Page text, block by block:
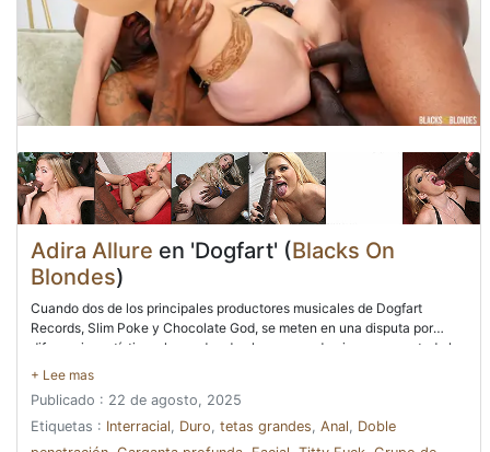
Adira Allure en 'Dogfart' (Blacks On
Blondes)
Cuando dos de los principales productores musicales de Dogfart
Records, Slim Poke y Chocolate God, se meten en una disputa por
diferencias artísticas, las ondas de choque pueden impregnar a toda la
compañía. Adira Allure es solo una empleada allí, pero entiende la
propia empresa. Tuvo algunos de los mayores éxitos que la compañía
había producido. Era imperativo que se hiciera algo. Adira se dio cuenta
rápidamente de que tenían más en común de lo que habían pensado
Publicado : 22 de agosto, 2025
Etiquetas : Interracial, Duro, tetas grandes, Anal, Doble